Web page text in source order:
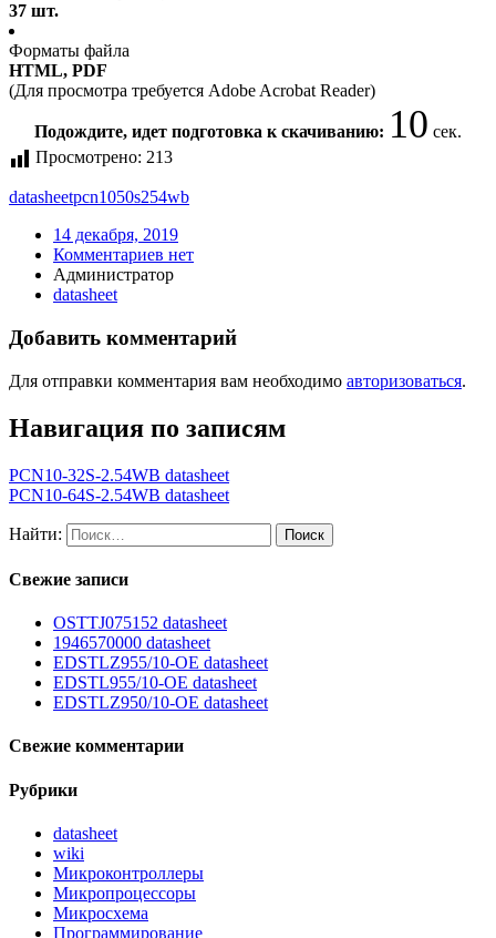
37 шт.
Форматы файла
HTML, PDF
(Для просмотра требуется Adobe Acrobat Reader)
Подождите, идет подготовка к скачиванию: 10 сек.
Просмотрено: 213
datasheetpcn1050s254wb
14 декабря, 2019
Комментариев нет
Администратор
datasheet
Добавить комментарий
Для отправки комментария вам необходимо авторизоваться.
Навигация по записям
PCN10-32S-2.54WB datasheet
PCN10-64S-2.54WB datasheet
Найти:
Свежие записи
OSTTJ075152 datasheet
1946570000 datasheet
EDSTLZ955/10-OE datasheet
EDSTL955/10-OE datasheet
EDSTLZ950/10-OE datasheet
Свежие комментарии
Рубрики
datasheet
wiki
Микроконтроллеры
Микропроцессоры
Микросхема
Программирование